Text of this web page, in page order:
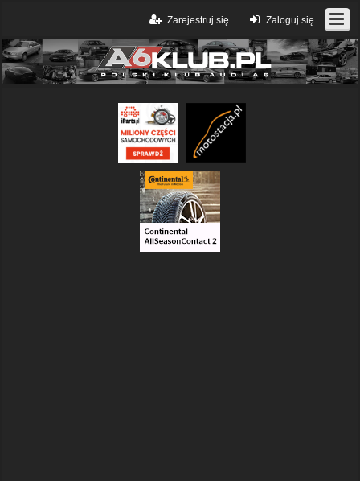
Zaloguj się
Zarejestruj się